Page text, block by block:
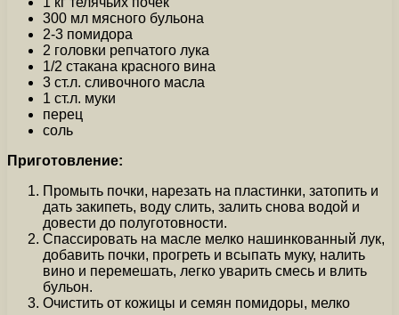
300 мл мясного бульона
2-3 помидора
2 головки репчатого лука
1/2 стакана красного вина
3 ст.л. сливочного масла
1 ст.л. муки
перец
соль
Приготовление:
Промыть почки, нарезать на пластинки, затопить и
дать закипеть, воду слить, залить снова водой и
довести до полуготовности.
Спассировать на масле мелко нашинкованный лук,
добавить почки, прогреть и всыпать муку, налить
вино и перемешать, легко уварить смесь и влить
бульон.
Очистить от кожицы и семян помидоры, мелко